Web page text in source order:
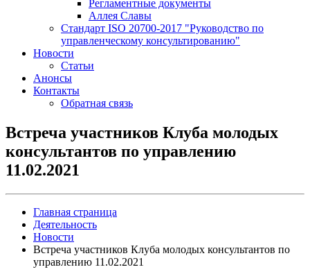
Регламентные документы
Аллея Славы
Cтандарт ISO 20700-2017 "Руководство по
управленческому консультированию"
Новости
Статьи
Анонсы
Контакты
Обратная связь
Встреча участников Клуба молодых
консультантов по управлению
11.02.2021
Главная страница
Деятельность
Новости
Встреча участников Клуба молодых консультантов по
управлению 11.02.2021